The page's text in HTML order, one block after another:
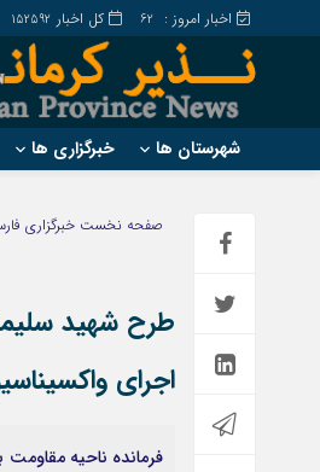
کل اخبار 152592 اخبار امروز : 62
شهرستان ها خبرگزاری ها
ارزوئیه
بافت
صفحه نخست خبرگزاری
اجرای
فرمانده ناحیه